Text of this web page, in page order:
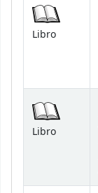
Libro
Libro